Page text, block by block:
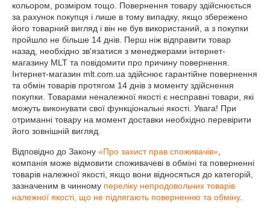
кольором, розміром тощо. Повернення товару здійснюється
за рахунок покупця і лише в тому випадку, якщо збережено
його товарний вигляд і він не був використаний, а з покупки
пройшло не більше 14 днів. Перш ніж відправити товар
назад, необхідно зв'язатися з менеджерами інтернет-
магазину MLT та повідомити про причину повернення.
Інтернет-магазин mlt.com.ua здійснює гарантійне повернення
та обмін товарів протягом 14 днів з моменту здійснення
покупки. Товарами неналежної якості є несправні товари, які
можуть виконувати свої функціональні якості. Увага! При
отриманні товару на момент доставки необхідно перевірити
його зовнішній вигляд.
Відповідно до Закону «Про захист прав споживачів»
компанія може відмовити споживачеві в обміні та поверненні
товарів належної якості, якщо вони відносяться до категорій,
зазначеним в чинному переліку непродовольчих товарів
належної якості, що не підлягають поверненню та обміну.